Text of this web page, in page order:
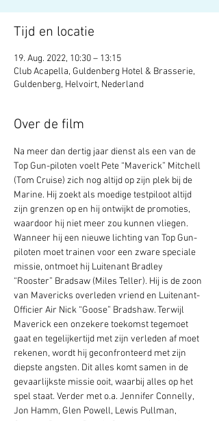
Tijd en locatie
19. Aug. 2022, 10:30 – 13:15
Club Acapella, Guldenberg Hotel & Brasserie,
Guldenberg, Helvoirt, Nederland
Over de film
Na meer dan dertig jaar dienst als een van de
Top Gun-piloten voelt Pete “Maverick” Mitchell
(Tom Cruise) zich nog altijd op zijn plek bij de
Marine. Hij zoekt als moedige testpiloot altijd
zijn grenzen op en hij ontwijkt de promoties,
waardoor hij niet meer zou kunnen vliegen.
Wanneer hij een nieuwe lichting van Top Gun-
piloten moet trainen voor een zware speciale
missie, ontmoet hij Luitenant Bradley
“Rooster” Bradsaw (Miles Teller). Hij is de zoon
van Mavericks overleden vriend en Luitenant-
Officier Air Nick “Goose” Bradshaw. Terwijl
Maverick een onzekere toekomst tegemoet
gaat en tegelijkertijd met zijn verleden af moet
rekenen, wordt hij geconfronteerd met zijn
diepste angsten. Dit alles komt samen in de
gevaarlijkste missie ooit, waarbij alles op het
spel staat. Verder met o.a. Jennifer Connelly,
Jon Hamm, Glen Powell, Lewis Pullman,